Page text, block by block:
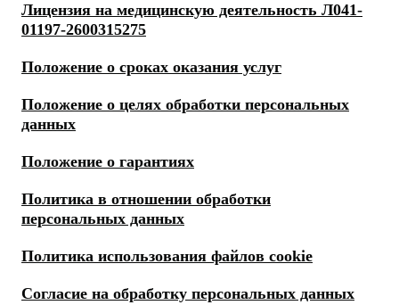
Лицензия на медицинскую деятельность Л041-
01197-2600315275
Положение о сроках оказания услуг
Положение о целях обработки персональных
данных
Положение о гарантиях
Политика в отношении обработки
персональных данных
Политика использования файлов cookie
Согласие на обработку персональных данных